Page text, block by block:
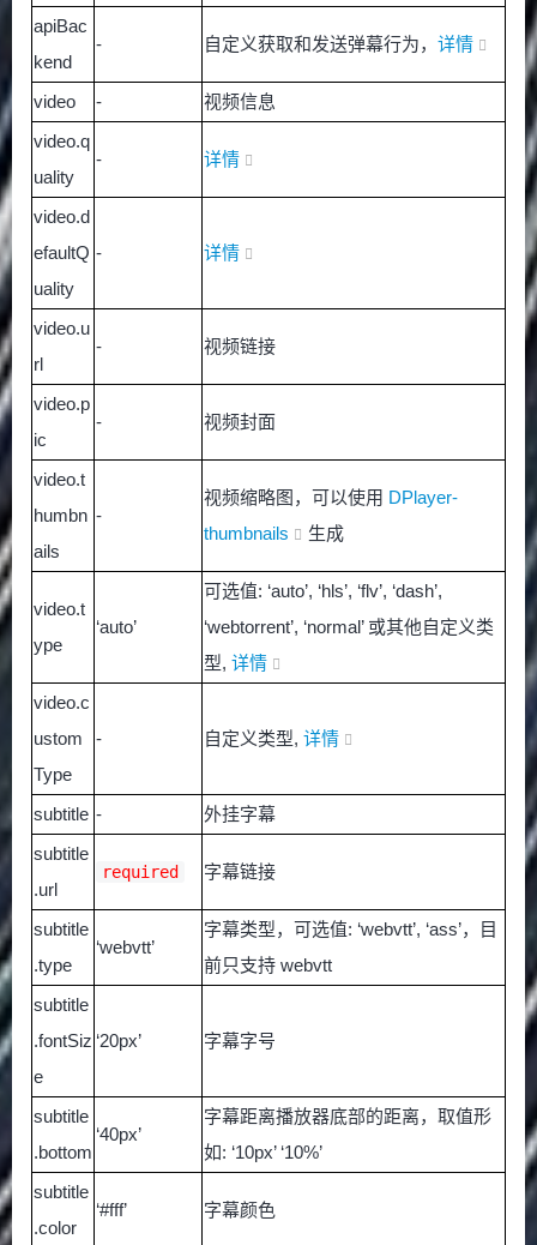
apiBac
kend
- 自定义获取和发送弹幕行为， 详情
video -
视频信息
video.q
uality
- 详情
video.d
efaultQ
uality
- 详情
video.u
rl
- 视频链接
video.p
ic
- 视频封面
video.t
humbn
ails
-
视频缩略图，可以使用 DPlayer-
thumbnails
生成
video.t
ype
‘auto’
可选值: ‘auto’, ‘hls’, ‘flv’, ‘dash’,
‘webtorrent’, ‘normal’ 或其他自定义类
型, 详情
video.c
ustom
Type
- 自定义类型, 详情
subtitle -
外挂字幕
subtitle
.url
required 字幕链接
subtitle
.type
‘webvtt’
字幕类型，可选值: ‘webvtt’, ‘ass’，目
前只支持 webvtt
subtitle
.fontSiz
e
‘20px’ 字幕字号
subtitle
.bottom
‘40px’
字幕距离播放器底部的距离，取值形
如: ‘10px’ ‘10%’
subtitle
.color
‘#fff’ 字幕颜色